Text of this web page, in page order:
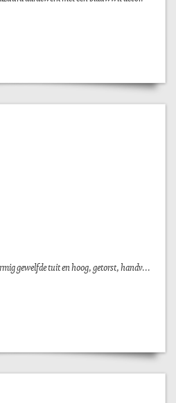
gewelfde tuit en hoog, getorst, handv...